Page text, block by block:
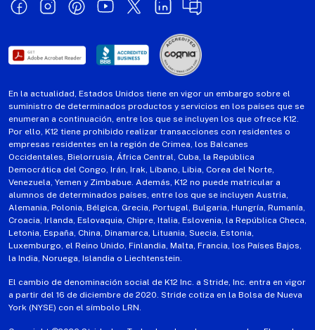
En la actualidad, Estados Unidos tiene en vigor un embargo sobre el
suministro de determinados productos y servicios en los países que se
enumeran a continuación, entre los que se incluyen los que ofrece K12.
Por ello, K12 tiene prohibido realizar transacciones con residentes o
empresas residentes en la región de Crimea, los Balcanes
Occidentales, Bielorrusia, África Central, Cuba, la República
Democrática del Congo, Irán, Irak, Líbano, Libia, Corea del Norte,
Venezuela, Yemen y Zimbabue. Además, K12 no puede matricular a
alumnos de determinados países, entre los que se incluyen Austria,
Alemania, Polonia, Bélgica, Grecia, Portugal, Bulgaria, Hungría, Rumanía,
Croacia, Irlanda, Eslovaquia, Chipre, Italia, Eslovenia, la República Checa,
Letonia, España, China, Dinamarca, Lituania, Suecia, Estonia,
Luxemburgo, el Reino Unido, Finlandia, Malta, Francia, los Países Bajos,
la India, Noruega, Islandia o Liechtenstein.
El cambio de denominación social de K12 Inc. a Stride, Inc. entra en vigor
a partir del 16 de diciembre de 2020. Stride cotiza en la Bolsa de Nueva
York (NYSE) con el símbolo LRN.